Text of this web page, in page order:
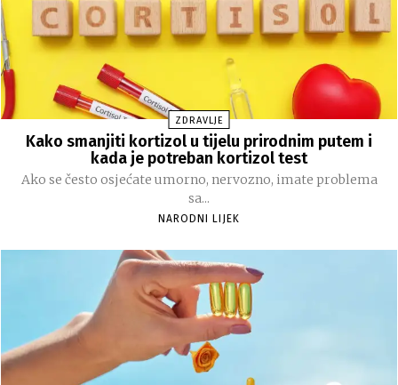
ZDRAVLJE
Kako smanjiti kortizol u tijelu prirodnim putem i
kada je potreban kortizol test
Ako se često osjećate umorno, nervozno, imate problema
sa...
NARODNI LIJEK